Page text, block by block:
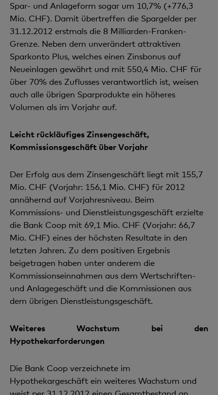
Spar- und Anlageform sogar um 10,7% (+776,3
Mio. CHF). Damit übertreffen die Spargelder per
31.12.2012 erstmals die 8 Milliarden-Franken-
Grenze. Neben dem unverändert attraktiven
Sparkonto Plus, welches einen Zinsbonus auf
Neueinlagen gewährt und mit 550,4 Mio. CHF für
über 70% des Zuflusses verantwortlich ist, weisen
auch alle übrigen Sparprodukte ein höheres
Volumen als im Vorjahr auf.
Leicht rückläufiges Zinsengeschäft,
Kommissionsgeschäft über Vorjahr
Der Erfolg aus dem Zinsengeschäft liegt mit 155,7
Mio. CHF (Vorjahr: 156,1 Mio. CHF) für 2012
annähernd auf Vorjahresniveau. Beim
Kommissions- und Dienstleistungsgeschäft erzielte
die Bank Coop mit 69,1 Mio. CHF (Vorjahr: 66,7
Mio. CHF) eines der höchsten Resultate in den
letzten Jahren. Zu dem positiven Ergebnis
beigetragen haben unter anderem die
Kommissionseinnahmen aus dem Wertschriften-
und Anlagegeschäft und die Kommissionen aus
dem übrigen Dienstleistungsgeschäft.
Weiteres Wachstum bei den
Hypothekarforderungen
Die Bank Coop verzeichnete im
Hypothekargeschäft ein weiteres Wachstum und